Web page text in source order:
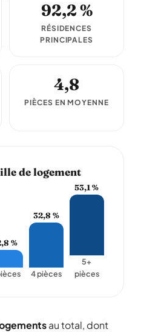
92,2 %
RÉSIDENCES
PRINCIPALES
4,8
PIÈCES EN MOYENNE
de logement
%
32,8 %
4 pièces
53,1 %
5+
pièces
au total, dont